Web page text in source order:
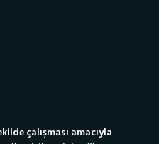
çalışması amacıyla